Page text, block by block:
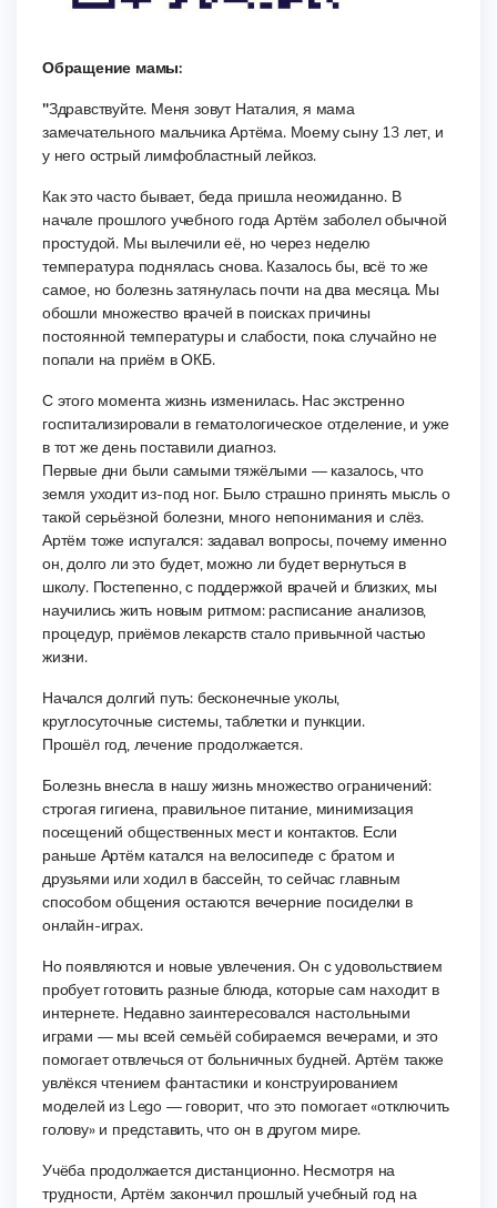
Обращение мамы:
"Здравствуйте. Меня зовут Наталия, я мама
замечательного мальчика Артёма. Моему сыну 13 лет, и
у него острый лимфобластный лейкоз.
Как это часто бывает, беда пришла неожиданно. В
начале прошлого учебного года Артём заболел обычной
простудой. Мы вылечили её, но через неделю
температура поднялась снова. Казалось бы, всё то же
самое, но болезнь затянулась почти на два месяца. Мы
обошли множество врачей в поисках причины
постоянной температуры и слабости, пока случайно не
попали на приём в ОКБ.
С этого момента жизнь изменилась. Нас экстренно
госпитализировали в гематологическое отделение, и уже
в тот же день поставили диагноз.
Первые дни были самыми тяжёлыми — казалось, что
земля уходит из-под ног. Было страшно принять мысль о
такой серьёзной болезни, много непонимания и слёз.
Артём тоже испугался: задавал вопросы, почему именно
он, долго ли это будет, можно ли будет вернуться в
школу. Постепенно, с поддержкой врачей и близких, мы
научились жить новым ритмом: расписание анализов,
процедур, приёмов лекарств стало привычной частью
жизни.
Начался долгий путь: бесконечные уколы,
круглосуточные системы, таблетки и пункции.
Прошёл год, лечение продолжается.
Болезнь внесла в нашу жизнь множество ограничений:
строгая гигиена, правильное питание, минимизация
посещений общественных мест и контактов. Если
раньше Артём катался на велосипеде с братом и
друзьями или ходил в бассейн, то сейчас главным
способом общения остаются вечерние посиделки в
онлайн-играх.
Но появляются и новые увлечения. Он с удовольствием
пробует готовить разные блюда, которые сам находит в
интернете. Недавно заинтересовался настольными
играми — мы всей семьёй собираемся вечерами, и это
помогает отвлечься от больничных будней. Артём также
увлёкся чтением фантастики и конструированием
моделей из Lego — говорит, что это помогает «отключить
голову» и представить, что он в другом мире.
Учёба продолжается дистанционно. Несмотря на
трудности, Артём закончил прошлый учебный год на